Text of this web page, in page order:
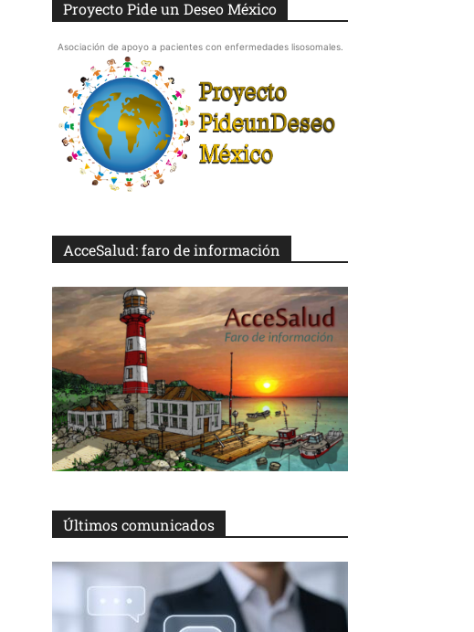
Proyecto Pide un Deseo México
Asociación de apoyo a pacientes con enfermedades lisosomales.
AcceSalud: faro de información
Últimos comunicados